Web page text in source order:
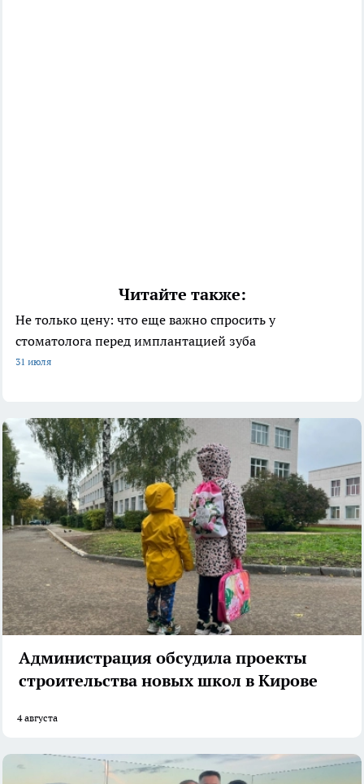
Читайте также:
Не только цену: что еще важно спросить у
стоматолога перед имплантацией зуба
31 июля
Администрация обсудила проекты
строительства новых школ в Кирове
4 августа